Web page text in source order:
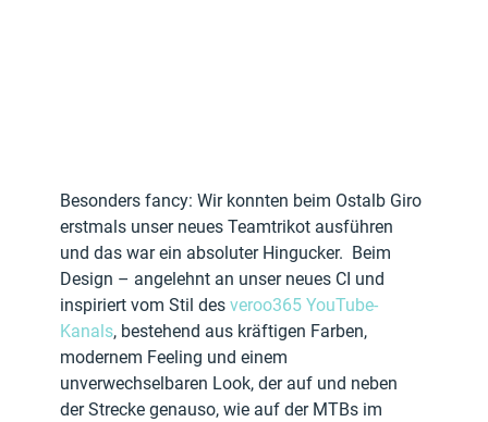
Besonders fancy: Wir konnten beim Ostalb Giro
erstmals unser neues Teamtrikot ausführen
und das war ein absoluter Hingucker.  Beim
Design – angelehnt an unser neues CI und
inspiriert vom Stil des veroo365 YouTube-
Kanals, bestehend aus kräftigen Farben,
modernem Feeling und einem
unverwechselbaren Look, der auf und neben
der Strecke genauso, wie auf der MTBs im